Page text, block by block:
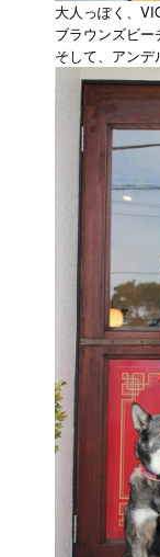
大人っぽく、
ブラウンズビー
そして、アンデ